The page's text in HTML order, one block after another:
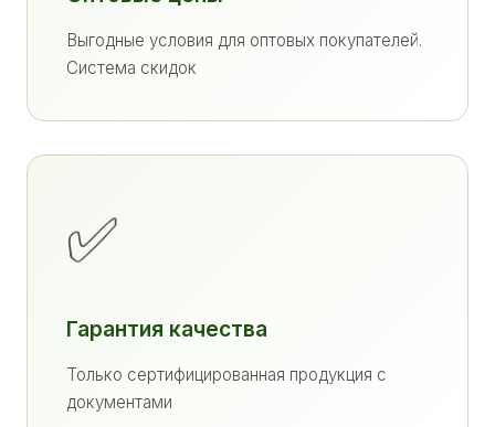
Выгодные условия для оптовых покупателей.
Система скидок
✅
Гарантия качества
Только сертифицированная продукция с
документами